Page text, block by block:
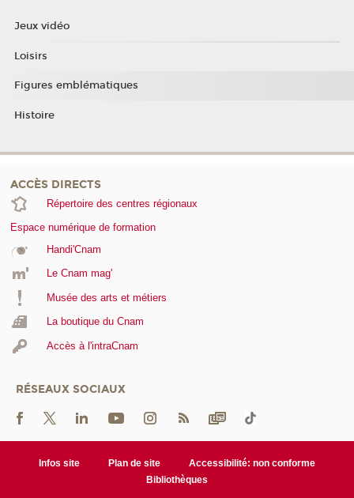
Jeux vidéo
Loisirs
Figures emblématiques
Histoire
ACCÈS DIRECTS
Répertoire des centres régionaux
Espace numérique de formation
Handi'Cnam
Le Cnam mag'
Musée des arts et métiers
La boutique du Cnam
Accès à l'intraCnam
RÉSEAUX SOCIAUX
Infos site Plan de site
Accessibilité: non conforme
Bibliothèques